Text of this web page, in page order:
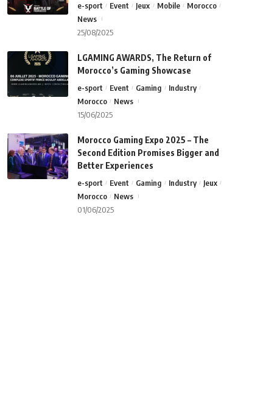
e-sport Event Jeux Mobile
Morocco
News
25/08/2025
LGAMING AWARDS, The Return of
Morocco’s Gaming Showcase
e-sport Event Gaming
Industry
Morocco
News
15/06/2025
Morocco Gaming Expo 2025 – The
Second Edition Promises Bigger and
Better Experiences
e-sport Event Gaming Industry
Jeux
Morocco
News
01/06/2025